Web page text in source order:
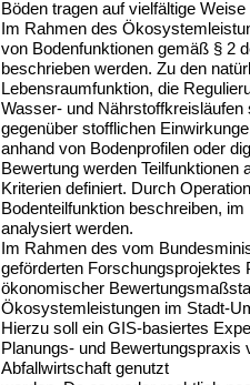
Böden tragen auf vielfältige
Im Rahmen des
von Bodenfunktionen gemäß § 2
beschrieben werden. Zu den
Lebensraumfunktion, die
Wasser- und
gegenüber stofflichen
anhand von Bodenprofilen oder
Bewertung werden Teilfunktionen
Kriterien definiert. Durch
Bodenteilfunktion beschreiben,
analysiert werden.
Im Rahmen des vom
geförderten Forschungsprojektes
ökonomischer
Ökosystemleistungen im Stadt-
Hierzu soll ein GIS-basiertes
Planungs- und Bewertungspraxis
Abfallwirtschaft genutzt